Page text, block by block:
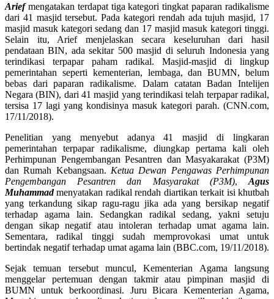
Ariefmengatakan terdapat tiga kategori tingkat paparan radikalisme
dari 41 masjid tersebut. Pada kategori rendah ada tujuh masjid, 17
masjid masuk kategori sedang dan 17 masjid masuk kategori tinggi.
Selain itu, Arief menjelaskan secara keseluruhan dari hasil
pendataan BIN, ada sekitar 500 masjid di seluruh Indonesia yang
terindikasi terpapar paham radikal. Masjid-masjid di lingkup
pemerintahan seperti kementerian, lembaga, dan BUMN, belum
bebas dari paparan radikalisme. Dalam catatan Badan Intelijen
Negara (BIN), dari 41 masjid yang terindikasi telah terpapar radikal,
tersisa 17 lagi yang kondisinya masuk kategori parah. (CNN.com,
17/11/2018).
Penelitian yang menyebut adanya 41 masjid di lingkaran
pemerintahan terpapar radikalisme, diungkap pertama kali oleh
Perhimpunan Pengembangan Pesantren dan Masyakarakat (P3M)
dan Rumah Kebangsaan. Ketua Dewan Pengawas Perhimpunan
Pengembangan Pesantren dan Masyarakat (P3M),Agus
Muhammadmenyatakan radikal rendah diartikan terkait isi khutbah
yang terkandung sikap ragu-ragu jika ada yang bersikap negatif
terhadap agama lain. Sedangkan radikal sedang, yakni setuju
dengan sikap negatif atau intoleran terhadap umat agama lain.
Sementara, radikal tinggi sudah memprovokasi umat untuk
bertindak negatif terhadap umat agama lain (BBC.com, 19/11/2018).
Sejak temuan tersebut muncul, Kementerian Agama langsung
menggelar pertemuan dengan takmir atau pimpinan masjid di
BUMN untuk berkoordinasi. Juru Bicara Kementerian Agama,